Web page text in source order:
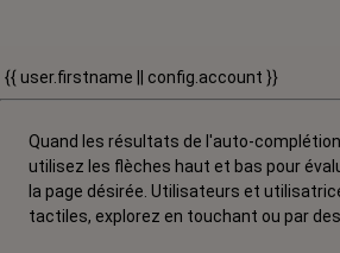
{{ user.firstname || config.account }}
Quand les résultats de l'auto-
utilisez les flèches haut et bas pour
la page désirée. Utilisateurs et
tactiles, explorez en touchant ou par